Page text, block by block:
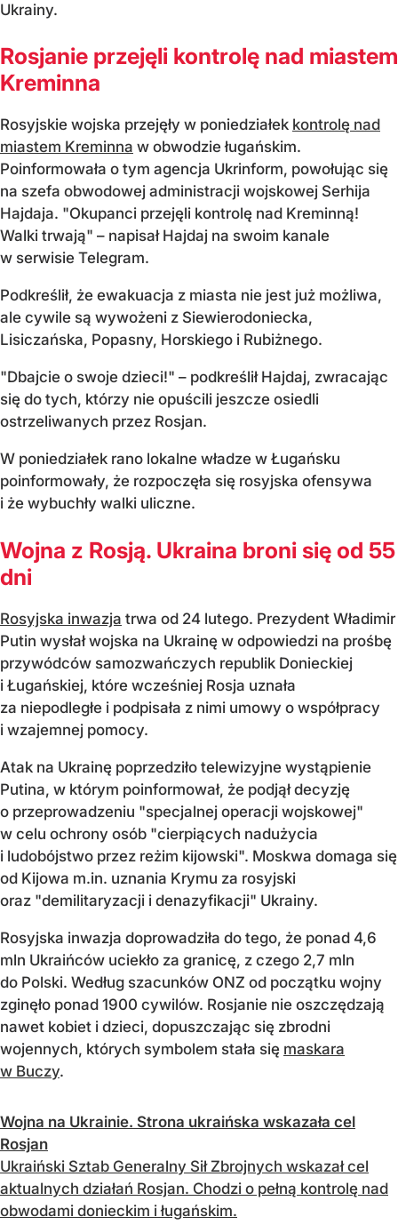
Ukrainy.
Rosjanie przejęli kontrolę nad miastem
Kreminna
Rosyjskie wojska przejęły w poniedziałek kontrolę nad
miastem Kreminna w obwodzie ługańskim.
Poinformowała o tym agencja Ukrinform, powołując się
na szefa obwodowej administracji wojskowej Serhija
Hajdaja. "Okupanci przejęli kontrolę nad Kreminną!
Walki trwają" – napisał Hajdaj na swoim kanale
w serwisie Telegram.
Podkreślił, że ewakuacja z miasta nie jest już możliwa,
ale cywile są wywożeni z Siewierodoniecka,
Lisiczańska, Popasny, Horskiego i Rubiżnego.
"Dbajcie o swoje dzieci!" – podkreślił Hajdaj, zwracając
się do tych, którzy nie opuścili jeszcze osiedli
ostrzeliwanych przez Rosjan.
W poniedziałek rano lokalne władze w Ługańsku
poinformowały, że rozpoczęła się rosyjska ofensywa
i że wybuchły walki uliczne.
Wojna z Rosją. Ukraina broni się od 55
dni
Rosyjska inwazja trwa od 24 lutego. Prezydent Władimir
Putin wysłał wojska na Ukrainę w odpowiedzi na prośbę
przywódców samozwańczych republik Donieckiej
i Ługańskiej, które wcześniej Rosja uznała
za niepodległe i podpisała z nimi umowy o współpracy
i wzajemnej pomocy.
Atak na Ukrainę poprzedziło telewizyjne wystąpienie
Putina, w którym poinformował, że podjął decyzję
o przeprowadzeniu "specjalnej operacji wojskowej"
w celu ochrony osób "cierpiących nadużycia
i ludobójstwo przez reżim kijowski". Moskwa domaga się
od Kijowa m.in. uznania Krymu za rosyjski
oraz "demilitaryzacji i denazyfikacji" Ukrainy.
Rosyjska inwazja doprowadziła do tego, że ponad 4,6
mln Ukraińców uciekło za granicę, z czego 2,7 mln
do Polski. Według szacunków ONZ od początku wojny
zginęło ponad 1900 cywilów. Rosjanie nie oszczędzają
nawet kobiet i dzieci, dopuszczając się zbrodni
wojennych, których symbolem stała się maskara
w Buczy.
Wojna na Ukrainie. Strona ukraińska wskazała cel
Rosjan
Ukraiński Sztab Generalny Sił Zbrojnych wskazał cel
aktualnych działań Rosjan. Chodzi o pełną kontrolę nad
obwodami donieckim i ługańskim.